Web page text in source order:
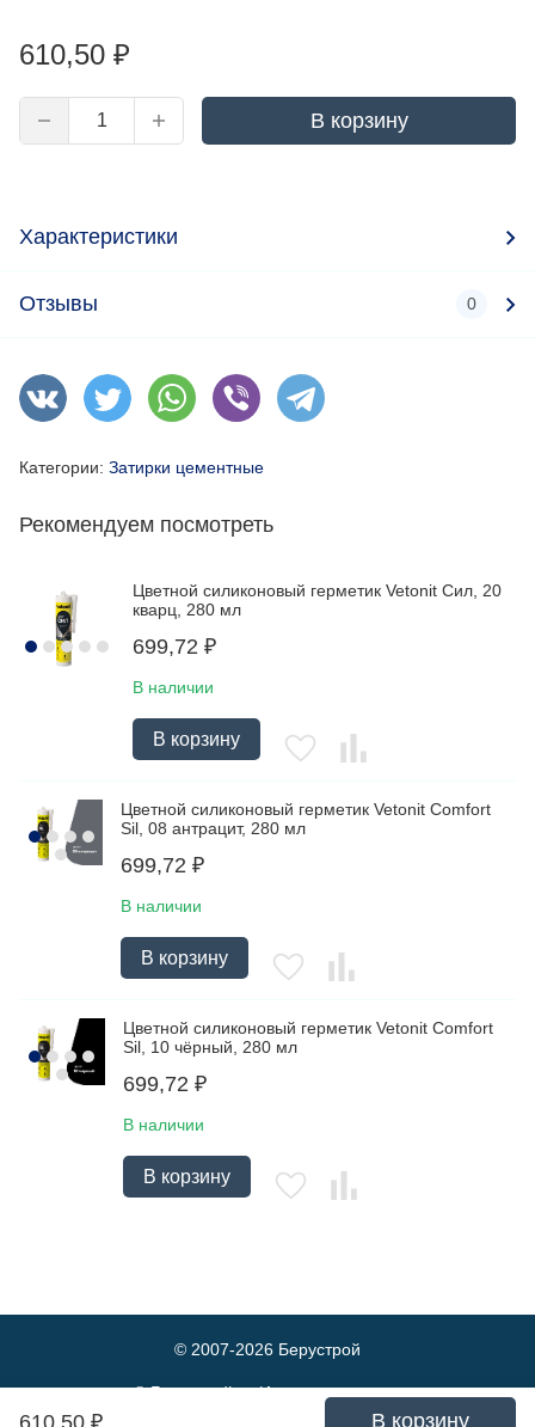
610,50 ₽
В корзину
610,50 ₽ В корзину
Характеристики
Отзывы 0
Категории: Затирки цементные
Рекомендуем посмотреть
Цветной силиконовый герметик Vetonit Сил, 20
кварц, 280 мл
699,72 ₽
В наличии
В корзину
Цветной силиконовый герметик Vetonit Comfort
Sil, 08 антрацит, 280 мл
699,72 ₽
В наличии
В корзину
Цветной силиконовый герметик Vetonit Comfort
Sil, 10 чёрный, 280 мл
699,72 ₽
В наличии
В корзину
© 2007-2026 Берустрой
© Берустрой — Интернет-магазин
оптовой и розничной продажи